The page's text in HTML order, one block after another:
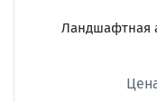
Ландшафтная